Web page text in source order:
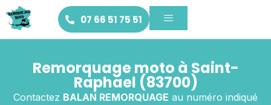
07 66 51 75 51
Remorquage moto à Saint-
Raphael (83700)
Contactez BALAN REMORQUAGE au numéro indiqué